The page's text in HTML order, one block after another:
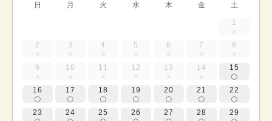
日 月 火 水 木 金 土
1
2 3 4 5 6 7 8
9 10 11 12 13 14 15
16 17 18 19 20 21 22
23 24 25 26 27 28 29